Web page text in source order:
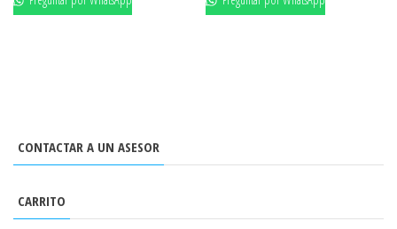
CONTACTAR A UN ASESOR
CARRITO